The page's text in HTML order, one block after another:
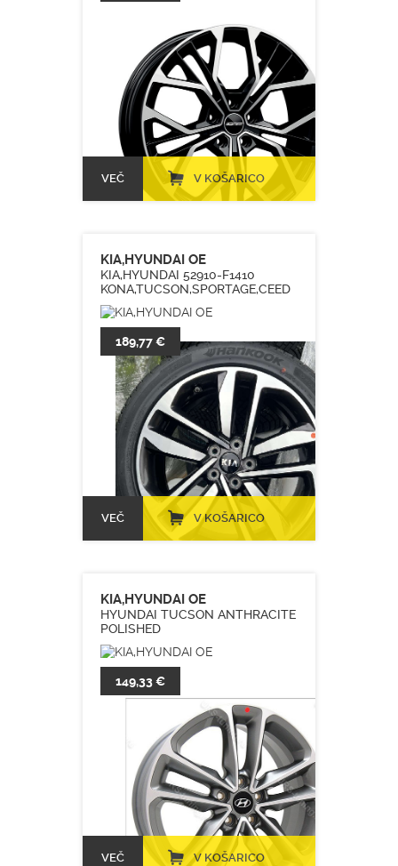
VEČ V KOŠARICO
KIA,HYUNDAI OE
KIA,HYUNDAI 52910-F1410
KONA,TUCSON,SPORTAGE,CEED
189,77 €
VEČ V KOŠARICO
KIA,HYUNDAI OE
HYUNDAI TUCSON ANTHRACITE
POLISHED
149,33 €
VEČ V KOŠARICO